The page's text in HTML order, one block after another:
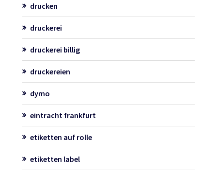
drucken
druckerei
druckerei billig
druckereien
dymo
eintracht frankfurt
etiketten auf rolle
etiketten label